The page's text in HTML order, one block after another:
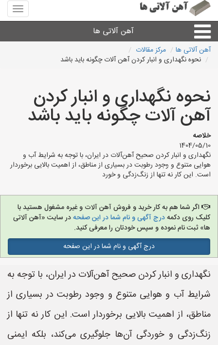
منوی
سایت
آلاتی
آهن آلاتی ها
میلگرد نبشی،مفتول
لوله و اتصالات
سایر آهن آلات
آهن آلاتی های شهرها
آهن آلاتی ها
مرکز مقالات
نحوه نگهداری و انبار کردن آهن آلات چگونه باید باشد
نحوه نگهداری و انبار کردن
آهن آلات چگونه باید باشد
خلاصه
1404/05/10
نگهداری و انبار کردن صحیح آهن‌آلات در ایران، با توجه به شرایط آب و
هوایی متنوع و وجود رطوبت در بسیاری از مناطق، از اهمیت بالایی برخوردار
است. این کار نه تنها از زنگ‌زدگی و خورد
اگر شما هم به کار خرید و فروش آهن آلات و غیره مشغول هستید با
کلیک روی دکمهدرج آگهی و نام شما در این صفحهدر سایت «آهن آلاتی
ها» ثبت نام نموده و سپس خودتان را معرفی کنید.
درج آگهی و نام شما در این صفحه
نگهداری و انبار کردن صحیح آهن‌آلات در ایران، با توجه به
شرایط آب و هوایی متنوع و وجود رطوبت در بسیاری از
مناطق، از اهمیت بالایی برخوردار است. این کار نه تنها از
زنگ‌زدگی و خوردگی آن‌ها جلوگیری می‌کند، بلکه ایمنی